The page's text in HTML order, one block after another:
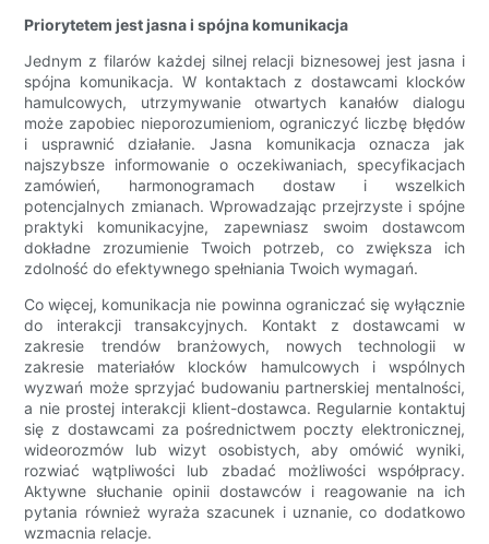
Priorytetem jest jasna i spójna komunikacja
Jednym z filarów każdej silnej relacji biznesowej jest jasna i
spójna komunikacja. W kontaktach z dostawcami klocków
hamulcowych, utrzymywanie otwartych kanałów dialogu
może zapobiec nieporozumieniom, ograniczyć liczbę błędów
i usprawnić działanie. Jasna komunikacja oznacza jak
najszybsze informowanie o oczekiwaniach, specyfikacjach
zamówień, harmonogramach dostaw i wszelkich
potencjalnych zmianach. Wprowadzając przejrzyste i spójne
praktyki komunikacyjne, zapewniasz swoim dostawcom
dokładne zrozumienie Twoich potrzeb, co zwiększa ich
zdolność do efektywnego spełniania Twoich wymagań.
Co więcej, komunikacja nie powinna ograniczać się wyłącznie
do interakcji transakcyjnych. Kontakt z dostawcami w
zakresie trendów branżowych, nowych technologii w
zakresie materiałów klocków hamulcowych i wspólnych
wyzwań może sprzyjać budowaniu partnerskiej mentalności,
a nie prostej interakcji klient-dostawca. Regularnie kontaktuj
się z dostawcami za pośrednictwem poczty elektronicznej,
wideorozmów lub wizyt osobistych, aby omówić wyniki,
rozwiać wątpliwości lub zbadać możliwości współpracy.
Aktywne słuchanie opinii dostawców i reagowanie na ich
pytania również wyraża szacunek i uznanie, co dodatkowo
wzmacnia relacje.